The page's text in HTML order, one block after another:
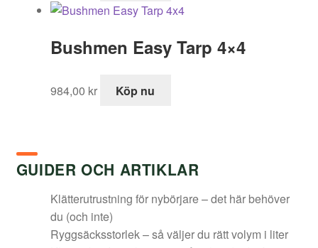
Bushmen Easy Tarp 4×4
984,00 kr Köp nu
GUIDER OCH ARTIKLAR
Klätterutrustning för nybörjare – det här behöver
du (och inte)
Ryggsäcksstorlek – så väljer du rätt volym i liter